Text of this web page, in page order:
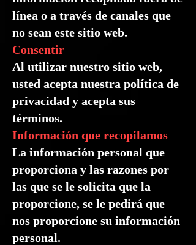
línea o a través de canales que
no sean este sitio web.
Consentir
Al utilizar nuestro sitio web,
usted acepta nuestra política de
privacidad y acepta sus
términos.
Información que recopilamos
La información personal que
proporciona y las razones por
las que se le solicita que la
proporcione, se le pedirá que
nos proporcione su información
personal.